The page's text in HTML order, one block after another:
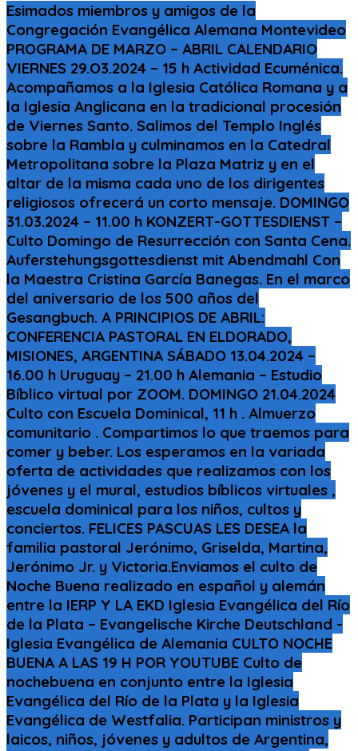
Esimados miembros y amigos de la
Congregación Evangélica Alemana Montevideo
PROGRAMA DE MARZO – ABRIL CALENDARIO
VIERNES 29.O3.2024 – 15 h Actividad Ecuménica.
Acompañamos a la Iglesia Católica Romana y a
la Iglesia Anglicana en la tradicional procesión
de Viernes Santo. Salimos del Templo Inglés
sobre la Rambla y culminamos en la Catedral
Metropolitana sobre la Plaza Matriz y en el
altar de la misma cada uno de los dirigentes
religiosos ofrecerá un corto mensaje. DOMINGO
31.03.2024 – 11.00 h KONZERT-GOTTESDIENST –
Culto Domingo de Resurrección con Santa Cena.
Auferstehungsgottesdienst mit Abendmahl Con
la Maestra Cristina García Banegas. En el marco
del aniversario de los 500 años del
Gesangbuch. A PRINCIPIOS DE ABRIL:
CONFERENCIA PASTORAL EN ELDORADO,
MISIONES, ARGENTINA SÁBADO 13.04.2024 –
16.00 h Uruguay – 21.00 h Alemania – Estudio
Bíblico virtual por ZOOM. DOMINGO 21.04.2024
Culto con Escuela Dominical, 11 h . Almuerzo
comunitario . Compartimos lo que traemos para
comer y beber. Los esperamos en la variada
oferta de actividades que realizamos con los
jóvenes y el mural, estudios bíblicos virtuales ,
escuela dominical para los niños, cultos y
conciertos. FELICES PASCUAS LES DESEA la
familia pastoral Jerónimo, Griselda, Martina,
Jerónimo Jr. y Victoria.Enviamos el culto de
Noche Buena realizado en español y alemán
entre la IERP Y LA EKD Iglesia Evangélica del Río
de la Plata – Evangelische Kirche Deutschland -
Iglesia Evangélica de Alemania CULTO NOCHE
BUENA A LAS 19 H POR YOUTUBE Culto de
nochebuena en conjunto entre la Iglesia
Evangélica del Río de la Plata y la Iglesia
Evangélica de Westfalia. Participan ministros y
laicos, niños, jóvenes y adultos de Argentina,